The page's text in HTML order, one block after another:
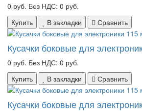
0 руб. Без НДС: 0 руб.
Купить
В закладки Сравнить
Кусачки боковые для
0 руб. Без НДС: 0 руб.
Купить
В закладки Сравнить
Кусачки боковые для